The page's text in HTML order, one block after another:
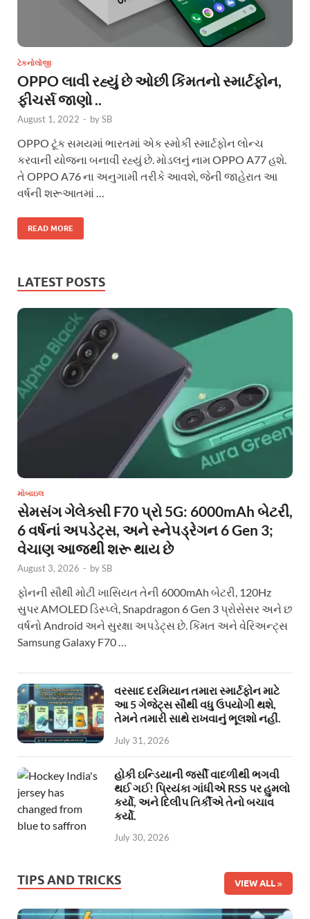
ટેકનોલોજી
OPPO લાવી રહ્યું છે ઓછી કિંમતનો સ્માર્ટફોન,
ફીચર્સ જાણો ..
August 1, 2022 - bySB
OPPO ટૂંક સમયમાં ભારતમાં એક સ્મોકી સ્માર્ટફોન લોન્ચ
કરવાની યોજના બનાવી રહ્યું છે. મોડલનું નામ OPPO A77 હશે.
તે OPPO A76 ના અનુગામી તરીકે આવશે, જેની જાહેરાત આ
વર્ષની શરૂઆતમાં …
READ MORE
LATEST POSTS
મોબાઇલ
સેમસંગ ગેલેક્સી F70 પ્રો 5G: 6000mAh બેટરી,
6 વર્ષનાં અપડેટ્સ, અને સ્નેપડ્રેગન 6 Gen 3;
વેચાણ આજથી શરૂ થાય છે
August 3, 2026 - bySB
ફોનની સૌથી મોટી ખાસિયત તેની 6000mAh બેટરી, 120Hz
સુપર AMOLED ડિસ્પ્લે, Snapdragon 6 Gen 3 પ્રોસેસર અને છ
વર્ષનો Android અને સુરક્ષા અપડેટ્સ છે. કિંમત અને વેરિઅન્ટ્સ
Samsung Galaxy F70 …
વરસાદ દરમિયાન તમારા સ્માર્ટફોન માટે
આ 5 ગેજેટ્સ સૌથી વધુ ઉપયોગી થશે,
તેમને તમારી સાથે રાખવાનું ભૂલશો નહીં.
July 31, 2026
હોકી ઇન્ડિયાની જર્સી વાદળીથી ભગવી
થઈ ગઈ! પ્રિયંકા ગાંધીએ RSS પર હુમલો
કર્યો, અને દિલીપ તિર્કીએ તેનો બચાવ
કર્યો.
July 30, 2026
TIPS AND TRICKS VIEW ALL